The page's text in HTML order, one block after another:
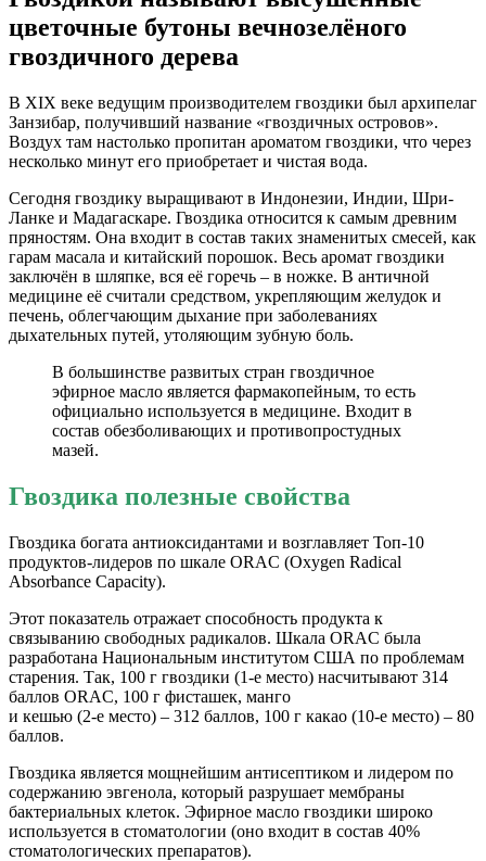
цветочные бутоны вечнозелёного
гвоздичного дерева
В XIX веке ведущим производителем гвоздики был архипелаг
Занзибар, получивший название «гвоздичных островов».
Воздух там настолько пропитан ароматом гвоздики, что через
несколько минут его приобретает и чистая вода.
Сегодня гвоздику выращивают в Индонезии, Индии, Шри-
Ланке и Мадагаскаре. Гвоздика относится к самым древним
пряностям. Она входит в состав таких знаменитых смесей, как
гарам масала и китайский порошок. Весь аромат гвоздики
заключён в шляпке, вся её горечь – в ножке. В античной
медицине её считали средством, укрепляющим желудок и
печень, облегчающим дыхание при заболеваниях
дыхательных путей, утоляющим зубную боль.
В большинстве развитых стран гвоздичное
эфирное масло является фармакопейным, то есть
официально используется в медицине. Входит в
состав обезболивающих и противопростудных
мазей.
Гвоздика полезные свойства
Гвоздика богата антиоксидантами и возглавляет Топ-10
продуктов-лидеров по шкале ORAC (Oxygen Radical
Absorbance Capacity).
Этот показатель отражает способность продукта к
связыванию свободных радикалов. Шкала ORAC была
разработана Национальным институтом США по проблемам
старения. Так, 100 г гвоздики (1-е место) насчитывают 314
баллов ORAC, 100 г фисташек, манго
и кешью (2-е место) – 312 баллов, 100 г какао (10-е место) – 80
баллов.
Гвоздика является мощнейшим антисептиком и лидером по
содержанию эвгенола, который разрушает мембраны
бактериальных клеток. Эфирное масло гвоздики широко
используется в стоматологии (оно входит в состав 40%
стоматологических препаратов).